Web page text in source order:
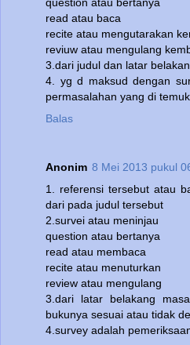
question atau bertanya
read atau baca
recite atau mengutarakan
reviuw atau mengulang
3.dari judul dan latar
4. yg d maksud dengan
permasalahan yang di
Balas
Anonim 8 Mei 2013 pukul
1. referensi tersebut atau
dari pada judul tersebut
2.survei atau meninjau
question atau bertanya
read atau membaca
recite atau menuturkan
review atau mengulang
3.dari latar belakang
bukunya sesuai atau tidak
4.survey adalah